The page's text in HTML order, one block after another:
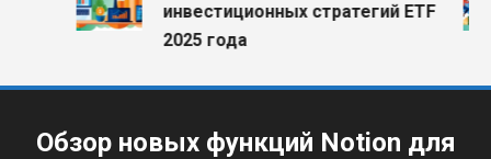
инвестиционных стратегий ETF
2025 года
Обзор новых функций Notion для